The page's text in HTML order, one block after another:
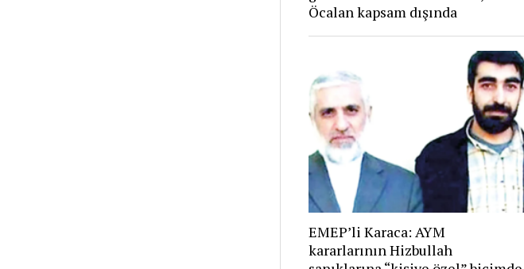
Öcalan kapsam dışında
EMEP’li Karaca: AYM
kararlarının Hizbullah